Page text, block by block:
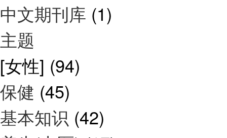
中文期刊库 (1)
主题
[女性] (94)
保健 (45)
基本知识 (42)